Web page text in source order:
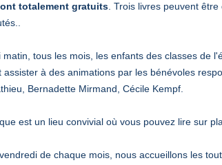
totalement gratuits. Trois livres peuvent
matin, tous les mois, les enfants des classes de
assister à des animations par les bénévoles
Bernadette Mirmand, Cécile Kempf.
est un lieu convivial où vous pouvez lire sur
de chaque mois, nous accueillons les